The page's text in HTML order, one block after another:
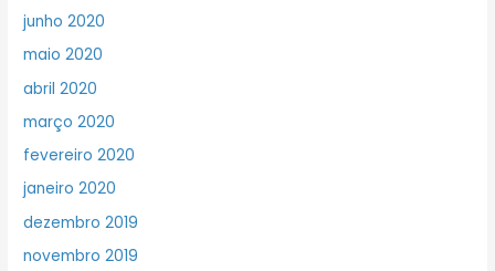
junho 2020
maio 2020
abril 2020
março 2020
fevereiro 2020
janeiro 2020
dezembro 2019
novembro 2019